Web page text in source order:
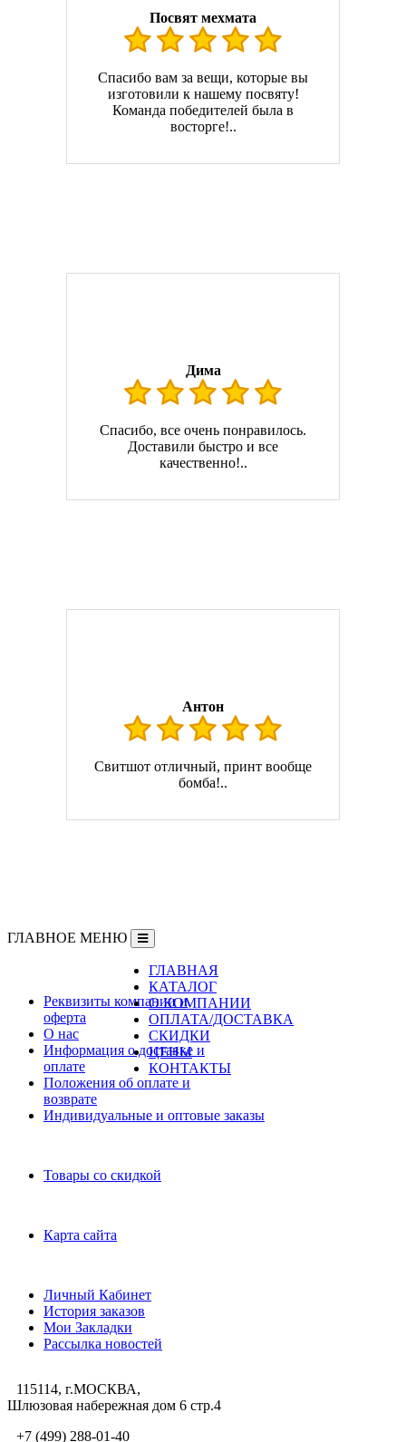
Посвят мехмата
Спасибо вам за вещи, которые вы
изготовили к нашему посвяту!
Команда победителей была в
восторге!..
Дима
Спасибо, все очень понравилось.
Доставили быстро и все
качественно!..
Антон
Свитшот отличный, принт вообще
бомба!..
ГЛАВНОЕ МЕНЮ
ГЛАВНАЯ
КАТАЛОГ
О КОМПАНИИ
ОПЛАТА/ДОСТАВКА
СКИДКИ
ЦЕНЫ
КОНТАКТЫ
Реквизиты компании и
оферта
О нас
Информация о доставке и
оплате
Положения об оплате и
возврате
Индивидуальные и оптовые заказы
Товары со скидкой
Карта сайта
Личный Кабинет
История заказов
Мои Закладки
Рассылка новостей
115114, г.МОСКВА,
Шлюзовая набережная дом 6 стр.4
+7 (499) 288-01-40